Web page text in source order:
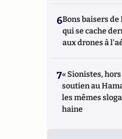
6Bons baisers de
qui se cache
aux drones à
7« Sionistes, hors
soutien au
les mêmes
haine